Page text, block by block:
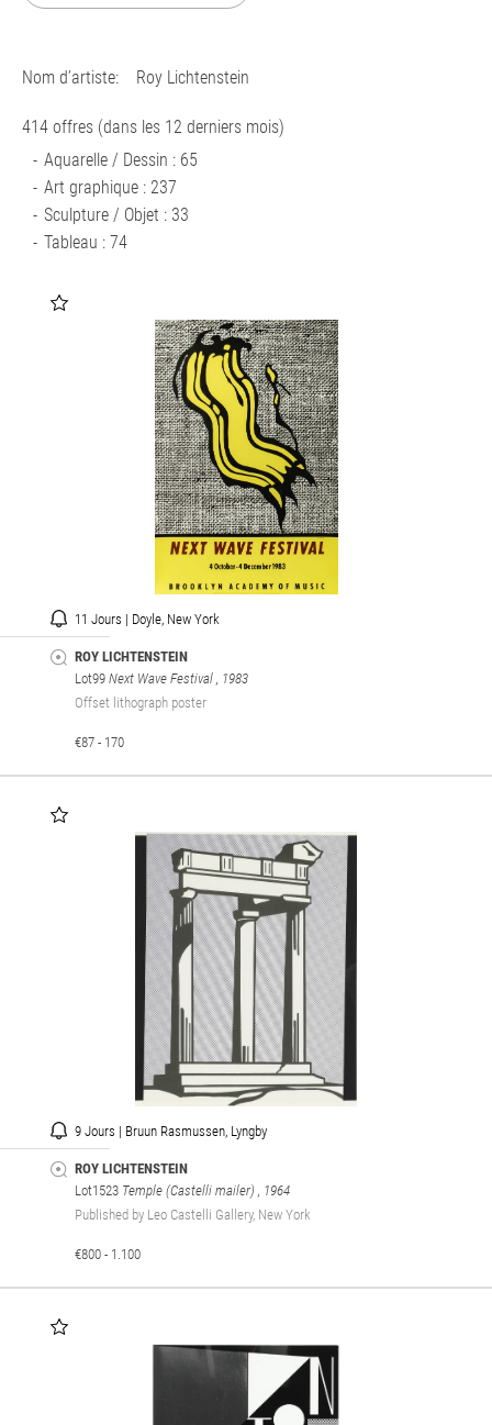
Nom d’artiste: Roy Lichtenstein
414 offres (dans les 12 derniers mois)
Aquarelle / Dessin : 65
Art graphique : 237
Sculpture / Objet : 33
Tableau : 74
11 Jours | Doyle, New York
ROY LICHTENSTEIN
Lot99 Next Wave Festival , 1983
Offset lithograph poster
€87 - 170
9 Jours | Bruun Rasmussen, Lyngby
ROY LICHTENSTEIN
Lot1523 Temple (Castelli mailer) , 1964
Published by Leo Castelli Gallery, New York
€800 - 1.100